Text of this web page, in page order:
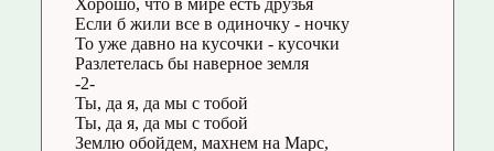
Хорошо, что в мире есть друзья
Если б жили все в одиночку - ночку
То уже давно на кусочки - кусочки
Разлетелась бы наверное земля
-2-
Ты, да я, да мы с тобой
Ты, да я, да мы с тобой
Землю обойдем, махнем на Марс,